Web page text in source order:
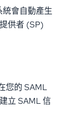
統會自動產生
供者 (SP)
您的 SAML
立 SAML 信